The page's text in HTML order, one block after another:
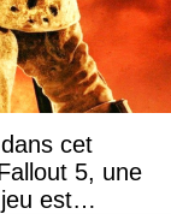
cet
5, une
est